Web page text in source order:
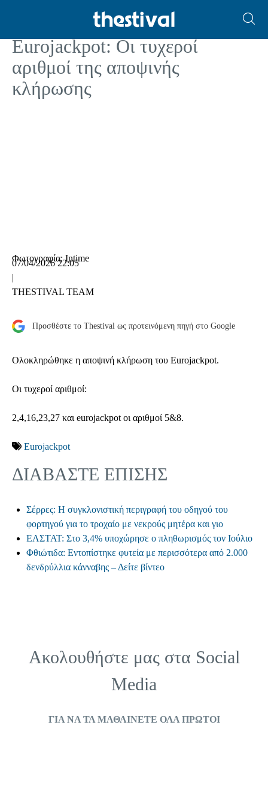
ΧΡΗΣΤΙΚΑ
Eurojackpot: Οι τυχεροί
αριθμοί της αποψινής
κλήρωσης
Φωτογραφία: Intime
07/04/2026 22:05
|
THESTIVAL TEAM
Προσθέστε το Thestival ως προτεινόμενη πηγή στο Google
Ολοκληρώθηκε η αποψινή κλήρωση του Eurojackpot.
Οι τυχεροί αριθμοί:
2,4,16,23,27 και eurojackpot οι αριθμοί 5&8.
Eurojackpot
ΔΙΑΒΑΣΤΕ ΕΠΙΣΗΣ
Σέρρες: Η συγκλονιστική περιγραφή του οδηγού του
φορτηγού για το τροχαίο με νεκρούς μητέρα και γιο
ΕΛΣΤΑΤ: Στο 3,4% υποχώρησε ο πληθωρισμός τον Ιούλιο
Φθιώτιδα: Εντοπίστηκε φυτεία με περισσότερα από 2.000
δενδρύλλια κάνναβης – Δείτε βίντεο
Ακολουθήστε μας στα Social
Media
ΓΙΑ ΝΑ ΤΑ ΜΑΘΑΙΝΕΤΕ ΟΛΑ ΠΡΩΤΟΙ